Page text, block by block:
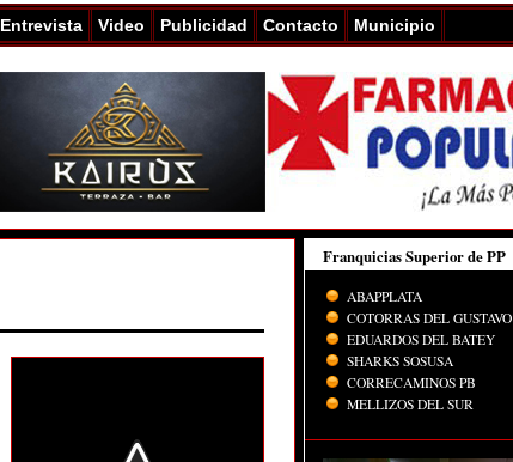
Entrevista Video Publicidad Contacto Municipio
Franquicias Superior de PP
ABAPPLATA
COTORRAS DEL GUSTAVO
EDUARDOS DEL BATEY
SHARKS SOSUSA
CORRECAMINOS PB
MELLIZOS DEL SUR